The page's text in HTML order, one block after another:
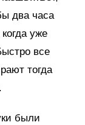
два часа
уже
все
тогда
были